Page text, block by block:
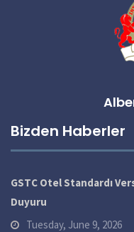
Bizden Haberler
GSTC Otel Standardı
Duyuru
Tuesday, June 9, 2026